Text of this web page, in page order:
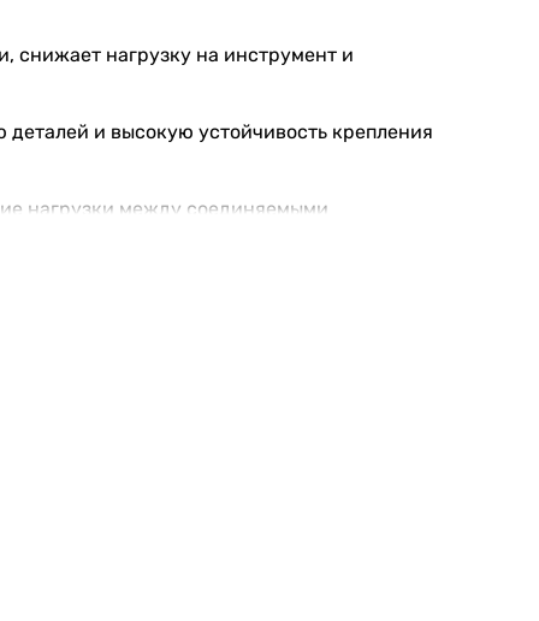
снижает нагрузку на инструмент и
и высокую устойчивость крепления
нагрузки между соединяемыми
дополнительных шайб.
к нагрузкам на срез и выдёргивание.